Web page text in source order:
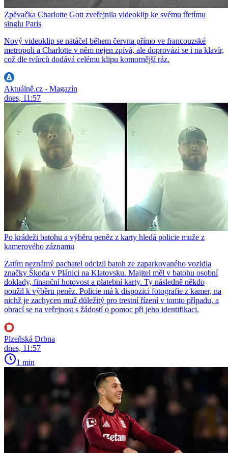
Zpěvačka Charlotte Gott zveřejnila videoklip ke svému třetímu
singlu Paris
Nový videoklip se natáčel během června přímo ve francouzské
metropoli a Charlotte v něm nejen zpívá, ale doprovází se i na klavír,
což dle tvůrců dodává celému klipu komornější ráz.
Aktuálně.cz - Magazín
dnes, 11:57
Po krádeži batohu a výběru peněz z karty hledá policie muže z
kamerového záznamu
Zatím neznámý pachatel odcizil batoh ze zaparkovaného vozidla
značky Škoda v Plánici na Klatovsku. Majitel měl v batohu osobní
doklady, finanční hotovost a platební karty. Ty následně někdo
použil k výběru peněz. Policie má k dispozici fotografie z kamer, na
nichž je zachycen muž důležitý pro trestní řízení v tomto případu, a
obrací se na veřejnost s žádostí o pomoc při jeho identifikaci.
Plzeňská Drbna
dnes, 11:57
1 min